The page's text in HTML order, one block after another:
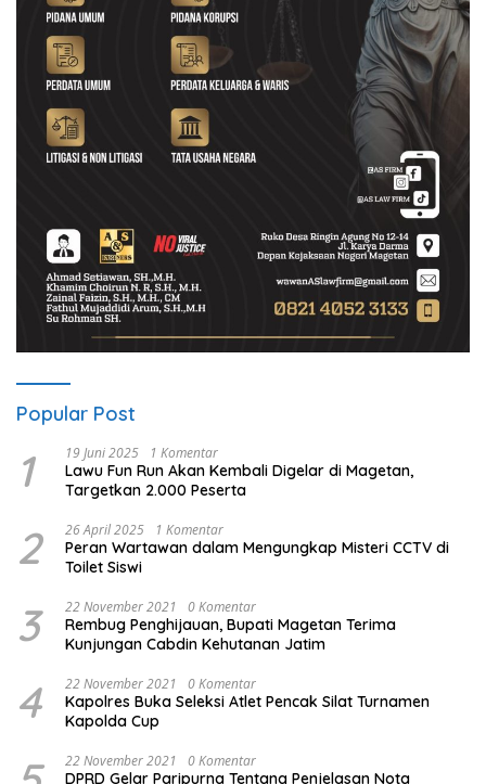
Popular Post
1 19 Juni 2025 1 Komentar
Lawu Fun Run Akan Kembali Digelar di Magetan,
Targetkan 2.000 Peserta
2 26 April 2025 1 Komentar
Peran Wartawan dalam Mengungkap Misteri CCTV di
Toilet Siswi
3 22 November 2021 0 Komentar
Rembug Penghijauan, Bupati Magetan Terima
Kunjungan Cabdin Kehutanan Jatim
4 22 November 2021 0 Komentar
Kapolres Buka Seleksi Atlet Pencak Silat Turnamen
Kapolda Cup
22 November 2021 0 Komentar
DPRD Gelar Paripurna Tentang Penjelasan Nota